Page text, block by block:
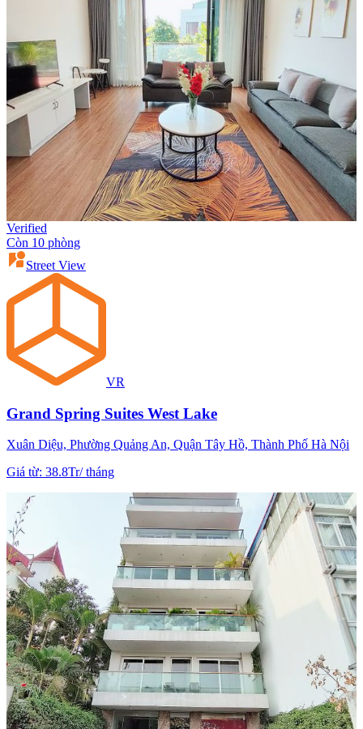
Verified
Còn 10 phòng
Street View
VR
Grand Spring Suites West Lake
Xuân Diệu, Phường Quảng An, Quận Tây Hồ, Thành Phố Hà Nội
Giá từ: 38.8Tr/tháng